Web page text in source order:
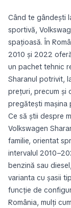
Când te gândești
sportivă,
spațioasă. În
2010 și 2022
un pachet tehnic
Sharanul potrivit,
prețuri, precum și
pregătești mașina
Ce să știi despre
Volkswagen
familie, orientat
intervalul
benzină sau
varianta cu șasii
funcție de
România, mulți